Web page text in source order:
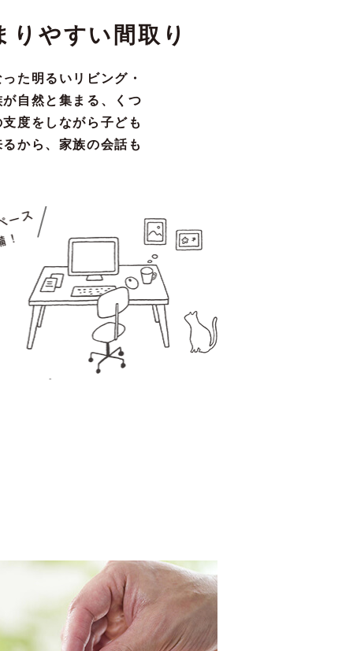
りやすい間取り
た明るいリビング・
自然と集まる、くつ
度をしながら子ども
から、家族の会話も